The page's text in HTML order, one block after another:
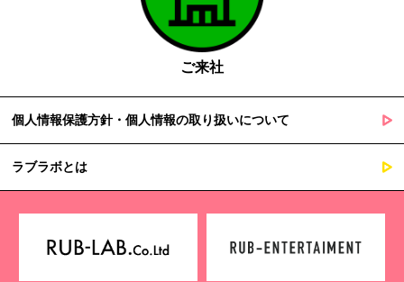
ご来社
個人情報保護方針・個人情報の取り扱いについて
ラブラボとは